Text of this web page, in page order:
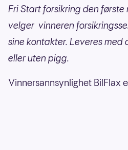
Fri Start forsikring den
velger vinneren
sine kontakter. Leveres
eller uten pigg.
Vinnersannsynlighet BilFlax